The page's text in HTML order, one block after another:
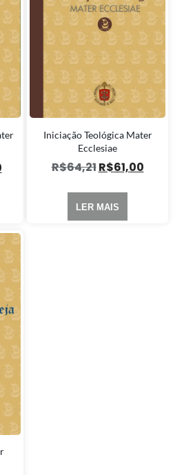
Iniciação Teológica Mater
Ecclesiae
R$64,21R$61,00
LER MAIS